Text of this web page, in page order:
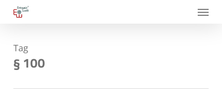
Skip
content
Menu
Tag
§ 100